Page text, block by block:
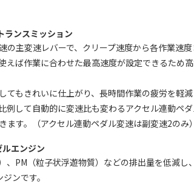
ランスミッション
の主変速レバーで、クリープ速度から各作業速
えば作業に合わせた最高速度が設定できるため
もきれいに仕上がり、長時間作業の疲労を軽減
例して自動的に変速比も変わるアクセル連動ペ
す。（アクセル連動ペダル変速は副変速2のみ）
エンジン
、PM（粒子状浮遊物質）などの排出量を低減し
ンです。